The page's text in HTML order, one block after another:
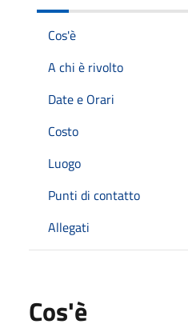
Cos'è
A chi è rivolto
Date e Orari
Costo
Luogo
Punti di contatto
Allegati
Cos'è